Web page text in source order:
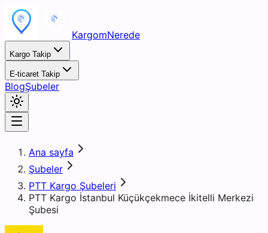
KargomNerede
Kargo Takip
E-ticaret Takip
BlogŞubeler
Ana sayfa
Şubeler
PTT Kargo Şubeleri
PTT Kargo İstanbul Küçükçekmece İkitelli Merkezi
Şubesi